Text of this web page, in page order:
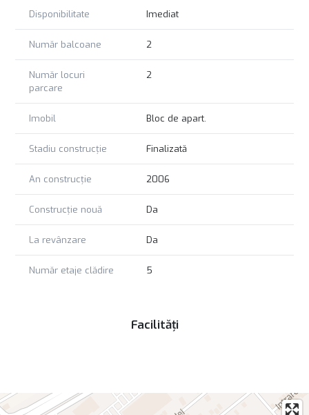
și care apreciază avantajele unui apartament bine întreținut
într-o zonă în plină dezvoltare
Disponibilitate Imediat
Număr balcoane 2
Număr locuri
parcare
2
Imobil Bloc de apart.
Stadiu construcție Finalizată
An construcție 2006
Construcție nouă Da
La revânzare Da
Număr etaje clădire 5
Facilități